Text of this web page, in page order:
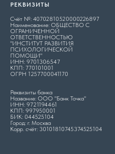
РЕКВИЗИТЫ
Счёт №: 40702810520000226897
Наименование: ОБЩЕСТВО С
ОГРАНИЧЕННОЙ
ОТВЕТСТВЕННОСТЬЮ
"ИНСТИТУТ РАЗВИТИЯ
ПСИХОЛОГИЧЕСКОЙ
ПОМОЩИ"
ИНН: 9701306547
КПП: 770101001
ОГРН 1257700041170
Реквизиты банка
Название: ООО "Банк Точка"
ИНН: 9721194461
КПП: 997950001
БИК: 044525104
Город: г. Москва
Корр. счёт: 30101810745374525104